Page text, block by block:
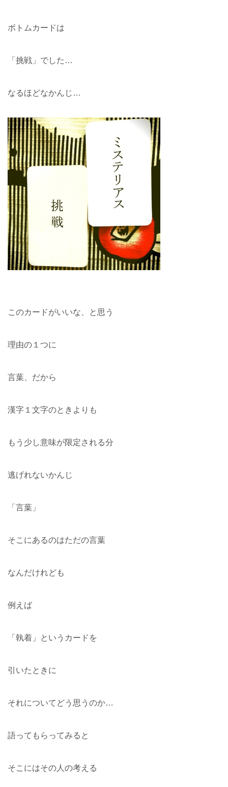
ボトムカードは
「挑戦」でした…
なるほどなかんじ…
このカードがいいな、と思う
理由の１つに
言葉、だから
漢字１文字のときよりも
もう少し意味が限定される分
逃げれないかんじ
「言葉」
そこにあるのはただの言葉
なんだけれども
例えば
「執着」というカードを
引いたときに
それについてどう思うのか…
語ってもらってみると
そこにはその人の考える